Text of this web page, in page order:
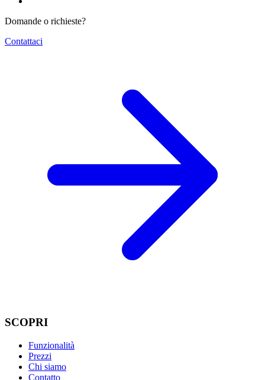
Domande o richieste?
Contattaci
SCOPRI
Funzionalità
Prezzi
Chi siamo
Contatto